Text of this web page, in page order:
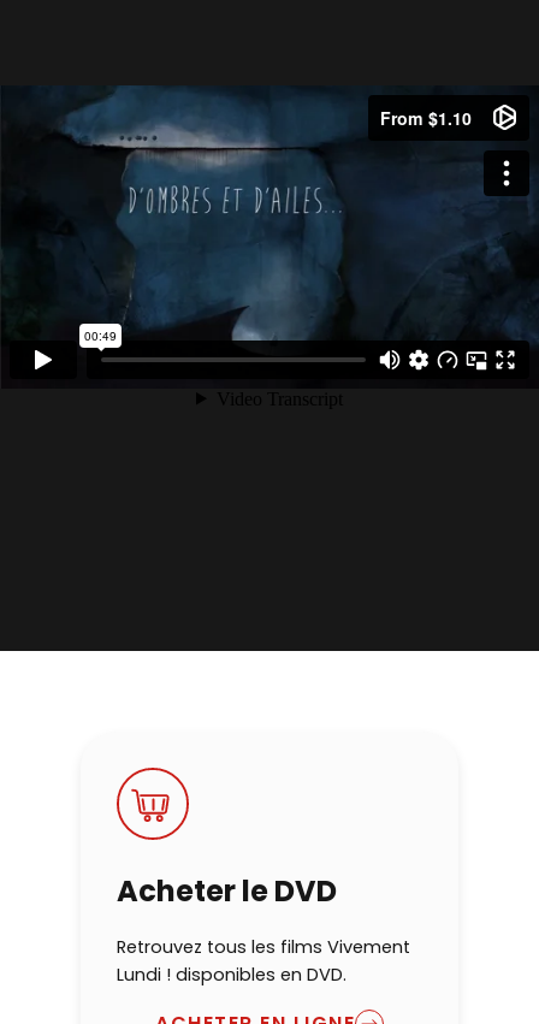
Acheter le DVD
Retrouvez tous les films Vivement
Lundi ! disponibles en DVD.